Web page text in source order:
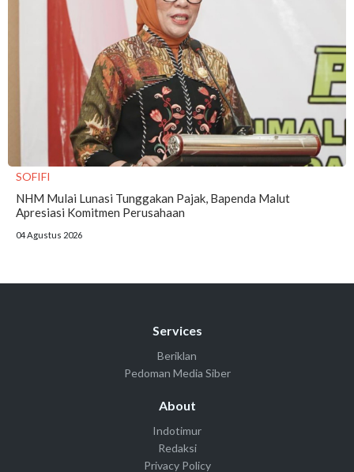
SOFIFI
NHM Mulai Lunasi Tunggakan Pajak, Bapenda Malut
Apresiasi Komitmen Perusahaan
04 Agustus 2026
Services
Beriklan
Pedoman Media Siber
About
Indotimur
Redaksi
Privacy Policy